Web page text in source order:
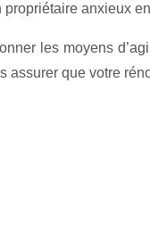
anxieux
les moyens
que votre